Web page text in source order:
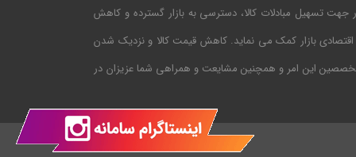
تسهیل مبادلات کالا، دسترسی به بازار گسترده و کاهش
بازار کمک می نماید. کاهش قیمت کالا و نزدیک شدن
این امر و همچنین مشایعت و همراهی شما عزیزان در
طراحی شده توسط آریاسیلور